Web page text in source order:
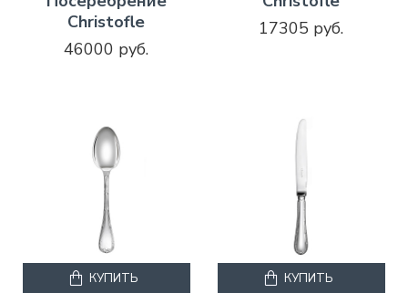
Christofle
46000 руб.
17305 руб.
КУПИТЬ КУПИТЬ